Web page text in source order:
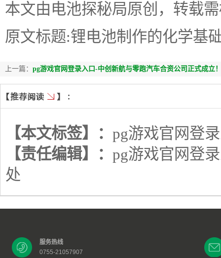
本文由电池探秘局原创，转载
原文标题:锂电池制作的化学
上一篇： pg游戏官网登录入口-中创新航与零跑汽车合资公司正式成立
【本文标签】： pg游戏官网登
【责任编辑】： pg游戏官网登
处
服务热线
0755-21057907